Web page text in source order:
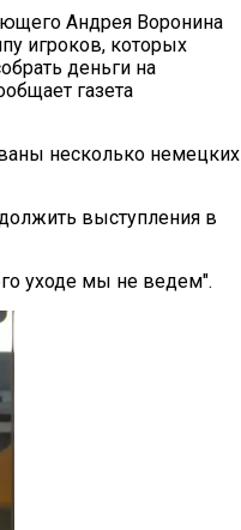
Андрея Воронина
игроков, которых
деньги на
газета
несколько немецких
выступления в
уходе мы не ведем".